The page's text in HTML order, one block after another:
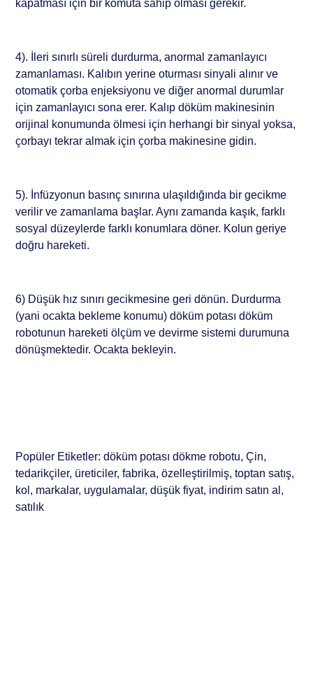
kapatması için bir komuta sahip olması gerekir.
4). İleri sınırlı süreli durdurma, anormal zamanlayıcı
zamanlaması. Kalıbın yerine oturması sinyali alınır ve
otomatik çorba enjeksiyonu ve diğer anormal durumlar
için zamanlayıcı sona erer. Kalıp döküm makinesinin
orijinal konumunda ölmesi için herhangi bir sinyal yoksa,
çorbayı tekrar almak için çorba makinesine gidin.
5). İnfüzyonun basınç sınırına ulaşıldığında bir gecikme
verilir ve zamanlama başlar. Aynı zamanda kaşık, farklı
sosyal düzeylerde farklı konumlara döner. Kolun geriye
doğru hareketi.
6) Düşük hız sınırı gecikmesine geri dönün. Durdurma
(yani ocakta bekleme konumu) döküm potası döküm
robotunun hareketi ölçüm ve devirme sistemi durumuna
dönüşmektedir. Ocakta bekleyin.
Popüler Etiketler: döküm potası dökme robotu, Çin,
tedarikçiler, üreticiler, fabrika, özelleştirilmiş, toptan satış,
kol, markalar, uygulamalar, düşük fiyat, indirim satın al,
satılık